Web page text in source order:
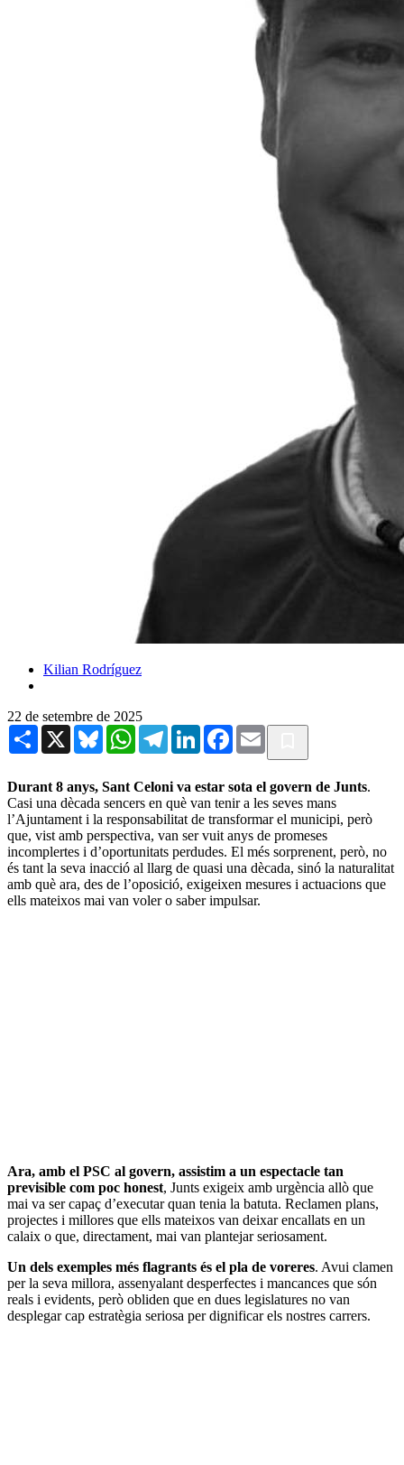
Kilian Rodríguez
22 de setembre de 2025
Share X BlueskyWhatsAppTelegramLinkedInFacebook
Email
Durant 8 anys, Sant Celoni va estar sota el govern de Junts.
Casi una dècada sencers en què van tenir a les seves mans
l’Ajuntament i la responsabilitat de transformar el municipi, però
que, vist amb perspectiva, van ser vuit anys de promeses
incomplertes i d’oportunitats perdudes. El més sorprenent, però, no
és tant la seva inacció al llarg de quasi una dècada, sinó la naturalitat
amb què ara, des de l’oposició, exigeixen mesures i actuacions que
ells mateixos mai van voler o saber impulsar.
Ara, amb el PSC al govern, assistim a un espectacle tan
previsible com poc honest, Junts exigeix amb urgència allò que
mai va ser capaç d’executar quan tenia la batuta. Reclamen plans,
projectes i millores que ells mateixos van deixar encallats en un
calaix o que, directament, mai van plantejar seriosament.
Un dels exemples més flagrants és el pla de voreres. Avui clamen
per la seva millora, assenyalant desperfectes i mancances que són
reals i evidents, però obliden que en dues legislatures no van
desplegar cap estratègia seriosa per dignificar els nostres carrers.